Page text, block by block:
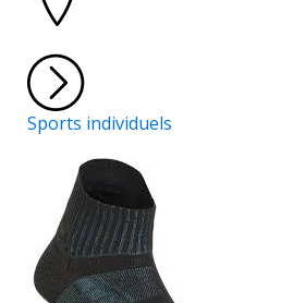
Sports individuels